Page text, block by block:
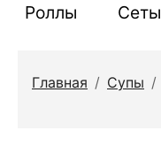
Роллы Сеты
Главная / Супы /